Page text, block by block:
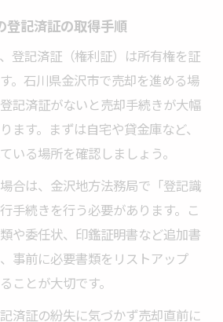
登記済証の取得手順
登記済証（権利証）は所有権を証
。石川県金沢市で売却を進める場
記済証がないと売却手続きが大幅
ます。まずは自宅や貸金庫など、
いる場所を確認しましょう。
合は、金沢地方法務局で「登記識
手続きを行う必要があります。こ
や委任状、印鑑証明書など追加書
事前に必要書類をリストアップ
ことが大切です。
済証の紛失に気づかず売却直前に